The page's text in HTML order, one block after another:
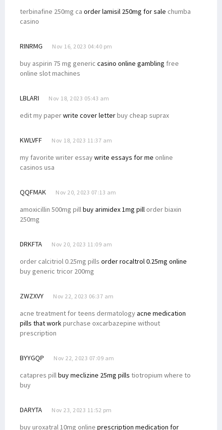
terbinafine 250mg ca order lamisil 250mg for sale chumba
casino
RINRMG Nov 16, 2023 04:40 pm
buy aspirin 75 mg generic casino online gambling free
online slot machines
LBLARI Nov 18, 2023 05:43 am
edit my paperwrite cover letterbuy cheap suprax
KWLVFF Nov 18, 2023 11:37 am
my favorite writer essaywrite essays for me online
casinos usa
QQFMAK Nov 20, 2023 07:13 am
amoxicillin 500mg pillbuy arimidex 1mg pill order biaxin
250mg
DRKFTA Nov 20, 2023 11:09 am
order calcitriol 0.25mg pills order rocaltrol 0.25mg online
buy generic tricor 200mg
ZWZXVY Nov 22, 2023 06:37 am
acne treatment for teens dermatologyacne medication
pills that workpurchase oxcarbazepine without
prescription
BYYGQP Nov 22, 2023 07:09 am
catapres pillbuy meclizine 25mg pills tiotropium where to
buy
DARYTA Nov 23, 2023 11:52 pm
buy uroxatral 10mg online prescription medication for